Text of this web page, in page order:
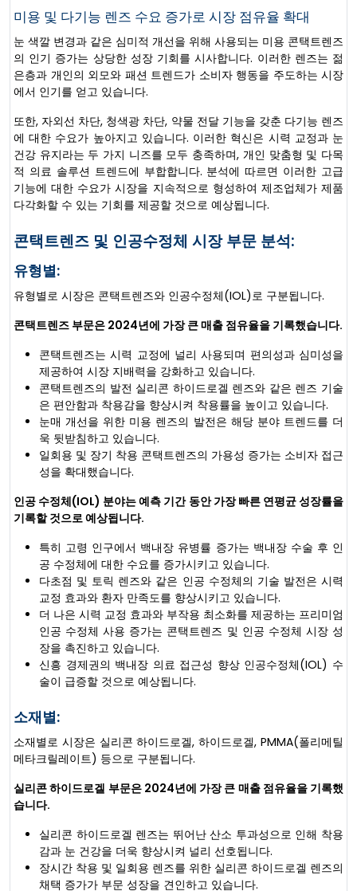
미용 및 다기능 렌즈 수요 증가로 시장 점유율 확대
눈 색깔 변경과 같은 심미적 개선을 위해 사용되는 미용 콘택트렌즈
의 인기 증가는 상당한 성장 기회를 시사합니다. 이러한 렌즈는 젊
은층과 개인의 외모와 패션 트렌드가 소비자 행동을 주도하는 시장
에서 인기를 얻고 있습니다.
또한, 자외선 차단, 청색광 차단, 약물 전달 기능을 갖춘 다기능 렌즈
에 대한 수요가 높아지고 있습니다. 이러한 혁신은 시력 교정과 눈
건강 유지라는 두 가지 니즈를 모두 충족하며, 개인 맞춤형 및 다목
적 의료 솔루션 트렌드에 부합합니다. 분석에 따르면 이러한 고급
기능에 대한 수요가 시장을 지속적으로 형성하여 제조업체가 제품
다각화할 수 있는 기회를 제공할 것으로 예상됩니다.
콘택트렌즈 및 인공수정체 시장 부문 분석:
유형별:
유형별로 시장은 콘택트렌즈와 인공수정체(IOL)로 구분됩니다.
콘택트렌즈 부문은 2024년에 가장 큰 매출 점유율을 기록했습니다.
콘택트렌즈는 시력 교정에 널리 사용되며 편의성과 심미성을
제공하여 시장 지배력을 강화하고 있습니다.
콘택트렌즈의 발전 실리콘 하이드로겔 렌즈와 같은 렌즈 기술
은 편안함과 착용감을 향상시켜 착용률을 높이고 있습니다.
눈매 개선을 위한 미용 렌즈의 발전은 해당 분야 트렌드를 더
욱 뒷받침하고 있습니다.
일회용 및 장기 착용 콘택트렌즈의 가용성 증가는 소비자 접근
성을 확대했습니다.
인공 수정체(IOL) 분야는 예측 기간 동안 가장 빠른 연평균 성장률을
기록할 것으로 예상됩니다.
특히 고령 인구에서 백내장 유병률 증가는 백내장 수술 후 인
공 수정체에 대한 수요를 증가시키고 있습니다.
다초점 및 토릭 렌즈와 같은 인공 수정체의 기술 발전은 시력
교정 효과와 환자 만족도를 향상시키고 있습니다.
더 나은 시력 교정 효과와 부작용 최소화를 제공하는 프리미엄
인공 수정체 사용 증가는 콘택트렌즈 및 인공 수정체 시장 성
장을 촉진하고 있습니다.
신흥 경제권의 백내장 의료 접근성 향상 인공수정체(IOL) 수
술이 급증할 것으로 예상됩니다.
소재별:
소재별로 시장은 실리콘 하이드로겔, 하이드로겔, PMMA(폴리메틸
메타크릴레이트) 등으로 구분됩니다.
실리콘 하이드로겔 부문은 2024년에 가장 큰 매출 점유율을 기록했
습니다.
실리콘 하이드로겔 렌즈는 뛰어난 산소 투과성으로 인해 착용
감과 눈 건강을 더욱 향상시켜 널리 선호됩니다.
장시간 착용 및 일회용 렌즈를 위한 실리콘 하이드로겔 렌즈의
채택 증가가 부문 성장을 견인하고 있습니다.